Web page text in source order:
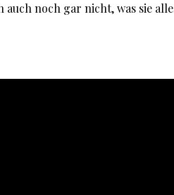
noch gar nicht, was sie